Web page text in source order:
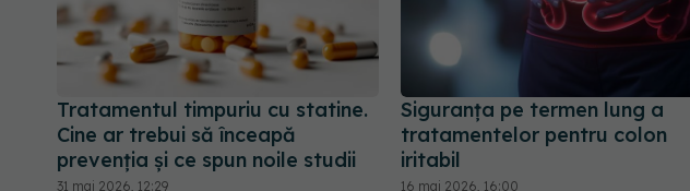
Tratamentul timpuriu cu statine.
Cine ar trebui să înceapă
prevenția și ce spun noile studii
31 mai 2026, 12:29
Siguranța pe termen lung a
tratamentelor pentru colon
iritabil
16 mai 2026, 16:00